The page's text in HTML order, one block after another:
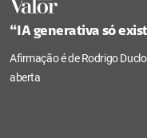
“IA generativa só
Afirmação é de Rodrigo
aberta